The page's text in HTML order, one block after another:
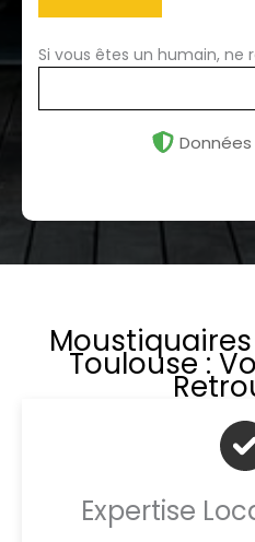
Si vous êtes un humain, ne
Toulouse :
Expertise